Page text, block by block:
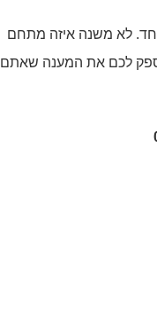
לא משנה איזה מתחם
לכם את המענה שאתם